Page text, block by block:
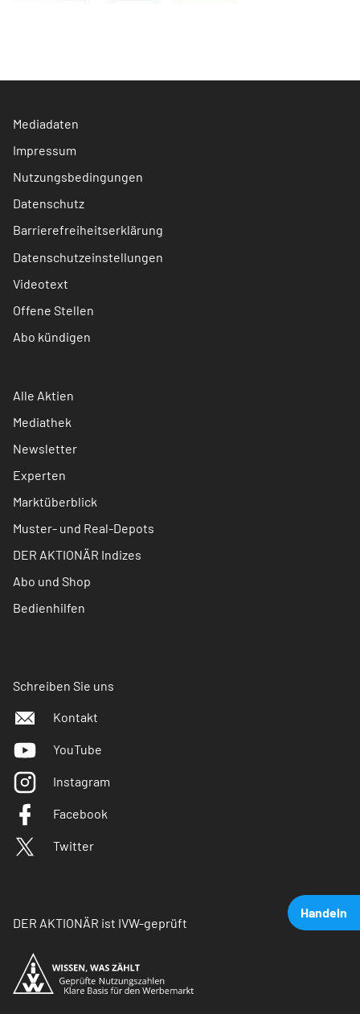
Handeln
Mediadaten
Impressum
Nutzungsbedingungen
Datenschutz
Barrierefreiheitserklärung
Datenschutzeinstellungen
Videotext
Offene Stellen
Abo kündigen
Alle Aktien
Mediathek
Newsletter
Experten
Marktüberblick
Muster- und Real-Depots
DER AKTIONÄR Indizes
Abo und Shop
Bedienhilfen
Schreiben Sie uns
Kontakt
YouTube
Instagram
Facebook
Twitter
DER AKTIONÄR ist IVW-geprüft